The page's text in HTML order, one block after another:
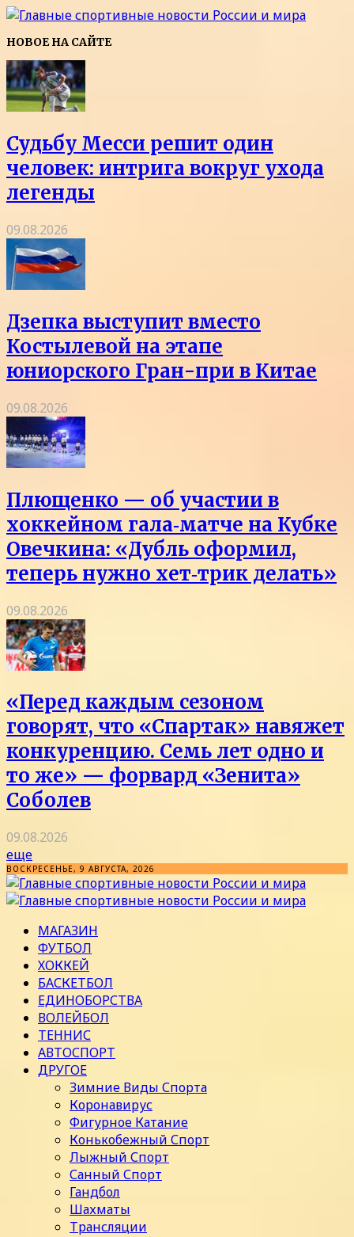
НОВОЕ НА САЙТЕ
Судьбу Месси решит один
человек: интрига вокруг ухода
легенды
09.08.2026
Дзепка выступит вместо
Костылевой на этапе
юниорского Гран-при в Китае
09.08.2026
Плющенко — об участии в
хоккейном гала‑матче на Кубке
Овечкина: «Дубль оформил,
теперь нужно хет‑трик делать»
09.08.2026
«Перед каждым сезоном
говорят, что «Спартак» навяжет
конкуренцию. Семь лет одно и
то же» — форвард «Зенита»
Соболев
09.08.2026
еще
ВОСКРЕСЕНЬЕ, 9 АВГУСТА, 2026
МАГАЗИН
ФУТБОЛ
ХОККЕЙ
БАСКЕТБОЛ
ЕДИНОБОРСТВА
ВОЛЕЙБОЛ
ТЕННИС
АВТОСПОРТ
ДРУГОЕ
Зимние Виды Спорта
Коронавирус
Фигурное Катание
Конькобежный Спорт
Лыжный Спорт
Санный Спорт
Гандбол
Шахматы
Трансляции